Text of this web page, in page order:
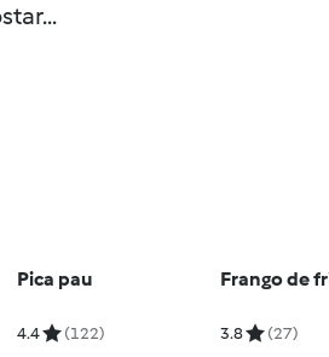
Pica pau
4.4 (122)
Frango de
3.8 (27)